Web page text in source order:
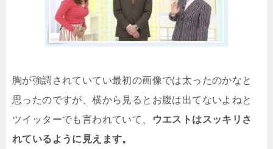
胸が強調されていてい最初の画像では太ったのかなと
思ったのですが、横から見るとお腹は出てないよねと
ツイッターでも言われていて、
ウエストはスッキリさ
れているように見えます。